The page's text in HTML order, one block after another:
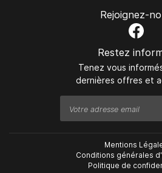
Rejoignez-
Restez
Tenez vous
dernières offres et
Mentions
Conditions générales
Politique de